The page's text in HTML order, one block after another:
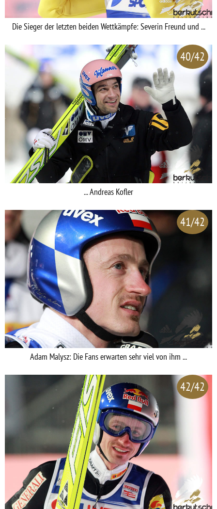
Die Sieger der letzten beiden Wettkämpfe: Severin Freund und ...
40/42
... Andreas Kofler
41/42
Adam Malysz: Die Fans erwarten sehr viel von ihm ...
42/42